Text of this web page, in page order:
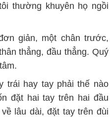
thường khuyên họ ngồi
giản, một chân trước,
thẳng, đầu thẳng. Quý
trái hay tay phải thế nào
đặt hai tay trên hai đầu
lâu dài, đặt tay trên đùi